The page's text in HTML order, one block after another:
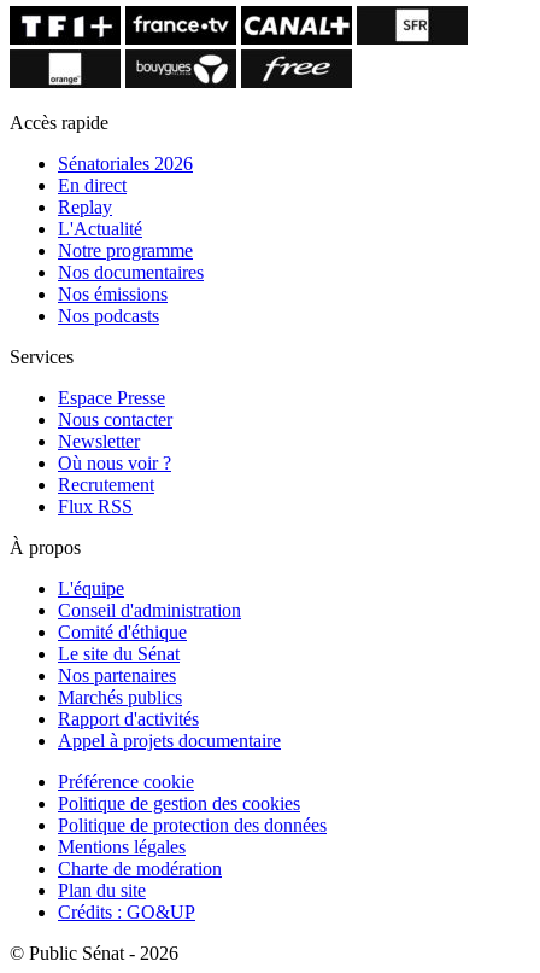
Accès rapide
Sénatoriales 2026
En direct
Replay
L'Actualité
Notre programme
Nos documentaires
Nos émissions
Nos podcasts
Services
Espace Presse
Nous contacter
Newsletter
Où nous voir ?
Recrutement
Flux RSS
À propos
L'équipe
Conseil d'administration
Comité d'éthique
Le site du Sénat
Nos partenaires
Marchés publics
Rapport d'activités
Appel à projets documentaire
Préférence cookie
Politique de gestion des cookies
Politique de protection des données
Mentions légales
Charte de modération
Plan du site
Crédits : GO&UP
© Public Sénat - 2026